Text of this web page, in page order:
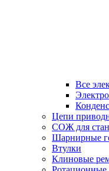
Все
Цепи
СОЖ для
Шарнирные
Втулки
Клиновые